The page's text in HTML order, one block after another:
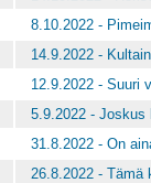
8.10.2022 -
14.9.2022 -
12.9.2022 - Suuri
5.9.2022 - Joskus
31.8.2022 - On
26.8.2022 - Tämä